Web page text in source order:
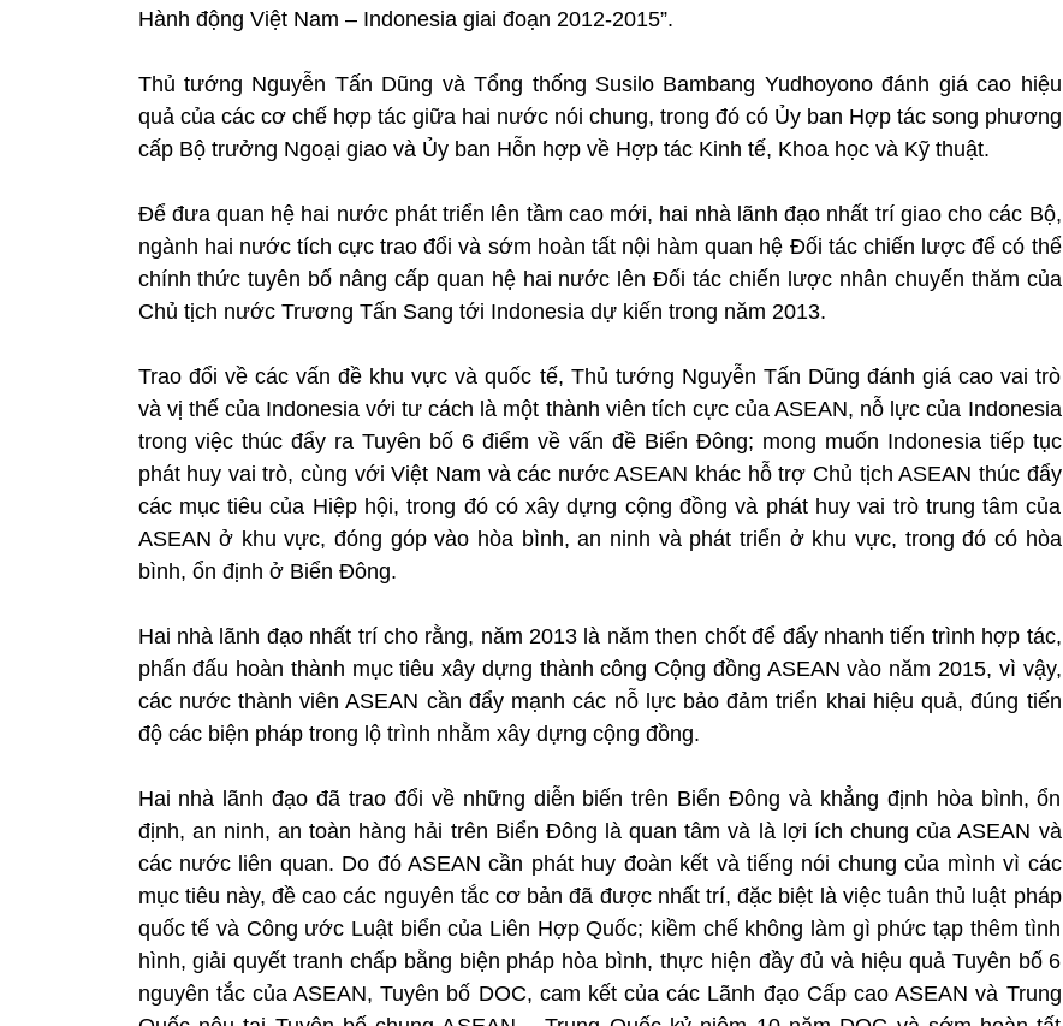
Hành động Việt Nam – Indonesia giai đoạn 2012-2015”.
Thủ tướng Nguyễn Tấn Dũng và Tổng thống Susilo Bambang Yudhoyono đánh giá cao hiệu
quả của các cơ chế hợp tác giữa hai nước nói chung, trong đó có Ủy ban Hợp tác song phương
cấp Bộ trưởng Ngoại giao và Ủy ban Hỗn hợp về Hợp tác Kinh tế, Khoa học và Kỹ thuật.
Để đưa quan hệ hai nước phát triển lên tầm cao mới, hai nhà lãnh đạo nhất trí giao cho các Bộ,
ngành hai nước tích cực trao đổi và sớm hoàn tất nội hàm quan hệ Đối tác chiến lược để có thể
chính thức tuyên bố nâng cấp quan hệ hai nước lên Đối tác chiến lược nhân chuyến thăm của
Chủ tịch nước Trương Tấn Sang tới Indonesia dự kiến trong năm 2013.
Trao đổi về các vấn đề khu vực và quốc tế, Thủ tướng Nguyễn Tấn Dũng đánh giá cao vai trò
và vị thế của Indonesia với tư cách là một thành viên tích cực của ASEAN, nỗ lực của Indonesia
trong việc thúc đẩy ra Tuyên bố 6 điểm về vấn đề Biển Đông; mong muốn Indonesia tiếp tục
phát huy vai trò, cùng với Việt Nam và các nước ASEAN khác hỗ trợ Chủ tịch ASEAN thúc đẩy
các mục tiêu của Hiệp hội, trong đó có xây dựng cộng đồng và phát huy vai trò trung tâm của
ASEAN ở khu vực, đóng góp vào hòa bình, an ninh và phát triển ở khu vực, trong đó có hòa
bình, ổn định ở Biển Đông.
Hai nhà lãnh đạo nhất trí cho rằng, năm 2013 là năm then chốt để đẩy nhanh tiến trình hợp tác,
phấn đấu hoàn thành mục tiêu xây dựng thành công Cộng đồng ASEAN vào năm 2015, vì vậy,
các nước thành viên ASEAN cần đẩy mạnh các nỗ lực bảo đảm triển khai hiệu quả, đúng tiến
độ các biện pháp trong lộ trình nhằm xây dựng cộng đồng.
Hai nhà lãnh đạo đã trao đổi về những diễn biến trên Biển Đông và khẳng định hòa bình, ổn
định, an ninh, an toàn hàng hải trên Biển Đông là quan tâm và là lợi ích chung của ASEAN và
các nước liên quan. Do đó ASEAN cần phát huy đoàn kết và tiếng nói chung của mình vì các
mục tiêu này, đề cao các nguyên tắc cơ bản đã được nhất trí, đặc biệt là việc tuân thủ luật pháp
quốc tế và Công ước Luật biển của Liên Hợp Quốc; kiềm chế không làm gì phức tạp thêm tình
hình, giải quyết tranh chấp bằng biện pháp hòa bình, thực hiện đầy đủ và hiệu quả Tuyên bố 6
nguyên tắc của ASEAN, Tuyên bố DOC, cam kết của các Lãnh đạo Cấp cao ASEAN và Trung